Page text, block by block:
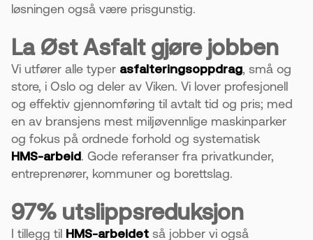
løsningen også være prisgunstig.
La Øst Asfalt gjøre jobben
Vi utfører alle typer asfalteringsoppdrag, små og
store, i Oslo og deler av Viken. Vi lover profesjonell
og effektiv gjennomføring til avtalt tid og pris; med
en av bransjens mest miljøvennlige maskinparker
og fokus på ordnede forhold og systematisk
HMS-arbeid. Gode referanser fra privatkunder,
entreprenører, kommuner og borettslag.
97% utslippsreduksjon
I tillegg til HMS-arbeidet så jobber vi også